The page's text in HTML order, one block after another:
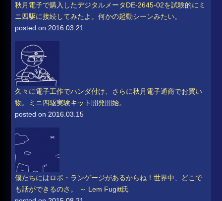
秋月電子で購入したデジタルメータDE-2645-02を試験的にミ
ニ四駆に接続してみたよ。何かの起動シーンみたい。
posted on 2016.03.21
久々に電子工作でハンダ付け、さらに秋月電子通商でお買い
物。ミニ四駆実験キット開発開始。
posted on 2016.03.15
僕たちにはロボ・ランゲージがあるからね！世界中、どこで
も話ができるのさ。 ～ Lem Fugitt氏